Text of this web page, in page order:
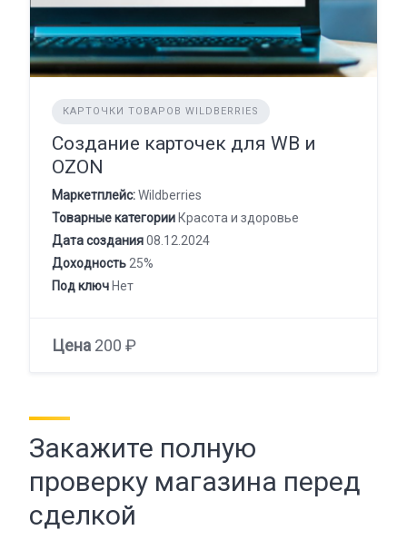
КАРТОЧКИ ТОВАРОВ WILDBERRIES
Создание карточек для WB и
OZON
Маркетплейс:Wildberries
Товарные категорииКрасота и здоровье
Дата создания08.12.2024
Доходность 25%
Под ключНет
Цена 200 ₽
Закажите полную
проверку магазина перед
сделкой